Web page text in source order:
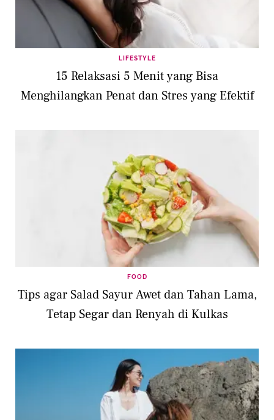
LIFESTYLE
15 Relaksasi 5 Menit yang Bisa
Menghilangkan Penat dan Stres yang Efektif
FOOD
Tips agar Salad Sayur Awet dan Tahan Lama,
Tetap Segar dan Renyah di Kulkas